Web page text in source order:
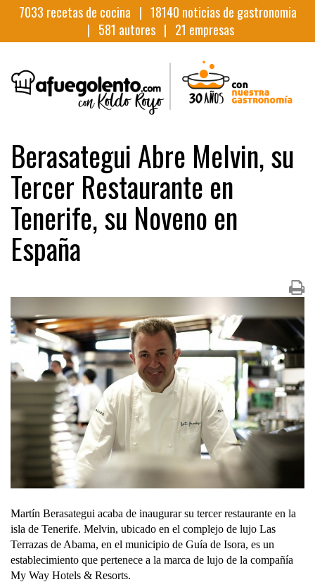
7033 recetas de cocina | 18140 noticias de gastronomia
| 581 autores | 21 empresas
Berasategui Abre Melvin, su
Tercer Restaurante en
Tenerife, su Noveno en
España
Martín Berasategui acaba de inaugurar su tercer restaurante en la
isla de Tenerife. Melvin, ubicado en el complejo de lujo Las
Terrazas de Abama, en el municipio de Guía de Isora, es un
establecimiento que pertenece a la marca de lujo de la compañía
My Way Hotels & Resorts.